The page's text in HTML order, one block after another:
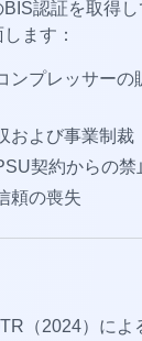
認証を取得
ます：
ンプレッサーの
および事業制裁
契約からの禁
頼の喪失
（2024）によ